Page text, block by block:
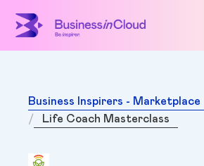
Business Inspirers - Marketplace
Life Coach Masterclass